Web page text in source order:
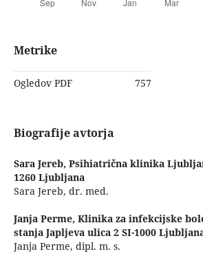
Metrike
Ogledov PDF 757
Biografije avtorja
Sara Jereb, Psihiatrična klinika
1260 Ljubljana
Sara Jereb, dr. med.
Janja Perme, Klinika za infekcijske
stanja Japljeva ulica 2 SI-1000
Janja Perme, dipl. m. s.